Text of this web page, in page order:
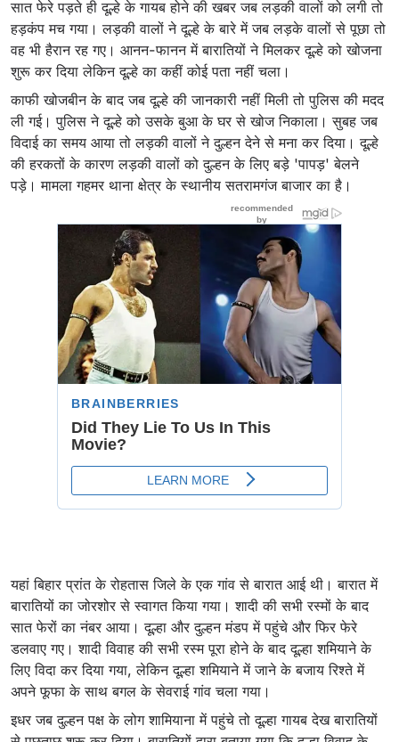
सात फेरे पड़ते ही दूल्हे के गायब होने की खबर जब लड़की वालों को लगी तो
हड़कंप मच गया। लड़की वालों ने दूल्हे के बारे में जब लड़के वालों से पूछा तो
वह भी हैरान रह गए। आनन-फानन में बारातियों ने मिलकर दूल्हे को खोजना
शुरू कर दिया लेकिन दूल्हे का कहीं कोई पता नहीं चला।
काफी खोजबीन के बाद जब दूल्हे की जानकारी नहीं मिली तो पुलिस की मदद
ली गई। पुलिस ने दूल्हे को उसके बुआ के घर से खोज निकाला। सुबह जब
विदाई का समय आया तो लड़की वालों ने दुल्हन देने से मना कर दिया। दूल्हे
की हरकतों के कारण लड़की वालों को दुल्हन के लिए बड़े 'पापड़' बेलने
पड़े। मामला गहमर थाना क्षेत्र के स्थानीय सतरामगंज बाजार का है।
यहां बिहार प्रांत के रोहतास जिले के एक गांव से बारात आई थी। बारात में
बारातियों का जोरशोर से स्वागत किया गया। शादी की सभी रस्मों के बाद
सात फेरों का नंबर आया। दूल्हा और दुल्हन मंडप में पहुंचे और फिर फेरे
डलवाए गए। शादी विवाह की सभी रस्म पूरा होने के बाद दूल्हा शमियाने के
लिए विदा कर दिया गया, लेकिन दूल्हा शमियाने में जाने के बजाय रिश्ते में
अपने फूफा के साथ बगल के सेवराई गांव चला गया।
इधर जब दुल्हन पक्ष के लोग शामियाना में पहुंचे तो दूल्हा गायब देख बारातियों